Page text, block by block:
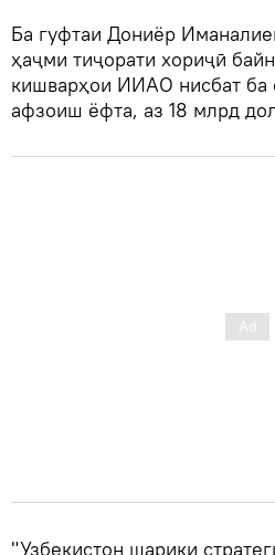
Ба гуфтаи Дониёр
ҳаҷми тиҷорати хориҷӣ
кишварҳои ИИАО нисбат ба
афзоиш ёфта, аз 18 млрд
"Узбекистон шарики